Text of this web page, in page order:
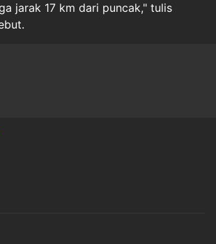
jarak 17 km dari puncak," tulis